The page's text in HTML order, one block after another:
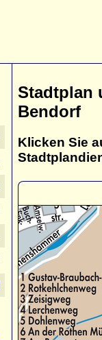
Stadtplan
Bendorf
Klicken Sie